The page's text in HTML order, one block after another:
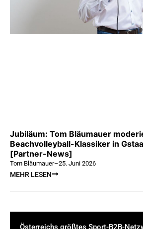
Jubiläum: Tom Bläumauer
Beachvolleyball-Klassiker in
[Partner-News]
Tom Bläumauer–25. Juni 2026
MEHR LESEN
Österreichs größtes Sport-B2B-